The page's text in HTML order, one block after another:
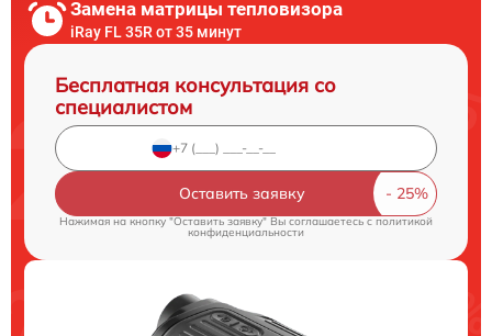
Замена матрицы тепловизора
iRay FL 35R от 35 минут
Бесплатная консультация со
специалистом
Оставить заявку
Нажимая на кнопку "Оставить заявку" Вы соглашаетесь cполитикой
конфиденциальности